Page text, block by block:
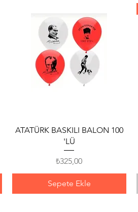
Hızlı Bakış
ATATÜRK BASKILI BALON 100
'LÜ
Fiyat
₺325,00
Sepete Ekle